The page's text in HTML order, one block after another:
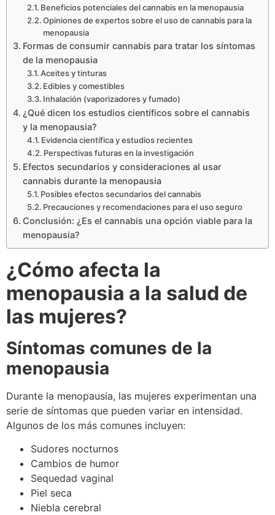
Beneficios potenciales del cannabis en la menopausia
Opiniones de expertos sobre el uso de cannabis para la
menopausia
Formas de consumir cannabis para tratar los síntomas
de la menopausia
Aceites y tinturas
Edibles y comestibles
Inhalación (vaporizadores y fumado)
¿Qué dicen los estudios científicos sobre el cannabis
y la menopausia?
Evidencia científica y estudios recientes
Perspectivas futuras en la investigación
Efectos secundarios y consideraciones al usar
cannabis durante la menopausia
Posibles efectos secundarios del cannabis
Precauciones y recomendaciones para el uso seguro
Conclusión: ¿Es el cannabis una opción viable para la
menopausia?
¿Cómo afecta la
menopausia a la salud de
las mujeres?
Síntomas comunes de la
menopausia
Durante la menopausia, las mujeres experimentan una
serie de síntomas que pueden variar en intensidad.
Algunos de los más comunes incluyen:
Sudores nocturnos
Cambios de humor
Sequedad vaginal
Piel seca
Niebla cerebral